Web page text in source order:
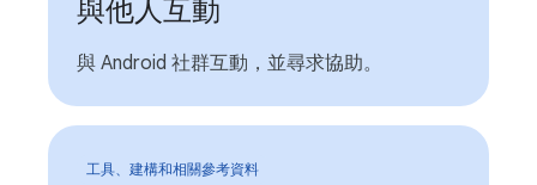
與他人互動
與 Android 社群互動，並尋求協助。
工具、建構和相關參考資料